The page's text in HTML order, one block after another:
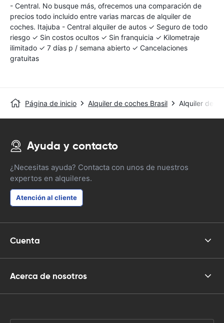
- Central. No busque más, ofrecemos una comparación de
precios todo incluido entre varias marcas de alquiler de
coches. Itajuba - Central alquiler de autos ✓ Seguro de todo
riesgo ✓ Sin costos ocultos ✓ Sin franquicia ✓ Kilometraje
ilimitado ✓ 7 días p / semana abierto ✓ Cancelaciones
gratuitas
Página de inicio Alquiler de coches Brasil Alquiler de
Ayuda y contacto
¿Necesitas ayuda? Contacta con unos de nuestros
expertos en alquileres.
Atención al cliente
Cuenta
Acerca de nosotros